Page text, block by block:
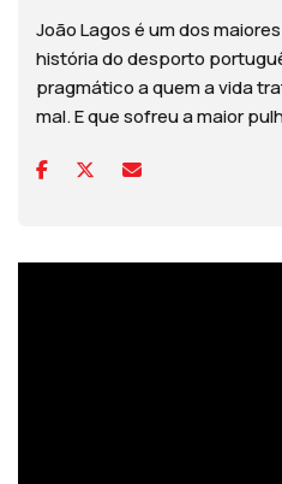
João Lagos é um dos
história do desporto
pragmático a quem a vida
mal. E que sofreu a maior